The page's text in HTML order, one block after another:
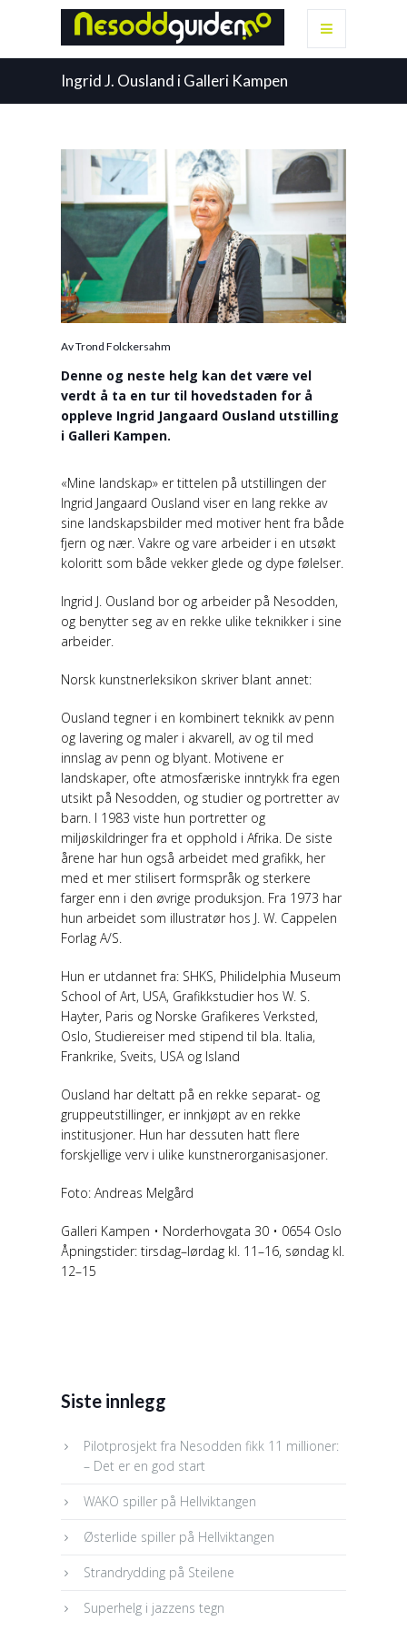
Ingrid J. Ousland i Galleri Kampen
Av Trond Folckersahm
Denne og neste helg kan det være vel
verdt å ta en tur til hovedstaden for å
oppleve Ingrid Jangaard Ousland utstilling
i Galleri Kampen.
«Mine landskap» er tittelen på utstillingen der
Ingrid Jangaard Ousland viser en lang rekke av
sine landskapsbilder med motiver hent fra både
fjern og nær. Vakre og vare arbeider i en utsøkt
koloritt som både vekker glede og dype følelser.
Ingrid J. Ousland bor og arbeider på Nesodden,
og benytter seg av en rekke ulike teknikker i sine
arbeider.
Norsk kunstnerleksikon skriver blant annet:
Ousland tegner i en kombinert teknikk av penn
og lavering og maler i akvarell, av og til med
innslag av penn og blyant. Motivene er
landskaper, ofte atmosfæriske inntrykk fra egen
utsikt på Nesodden, og studier og portretter av
barn. I 1983 viste hun portretter og
miljøskildringer fra et opphold i Afrika. De siste
årene har hun også arbeidet med grafikk, her
med et mer stilisert formspråk og sterkere
farger enn i den øvrige produksjon. Fra 1973 har
hun arbeidet som illustratør hos J. W. Cappelen
Forlag A/S.
Hun er utdannet fra: SHKS, Philidelphia Museum
School of Art, USA, Grafikkstudier hos W. S.
Hayter, Paris og Norske Grafikeres Verksted,
Oslo, Studiereiser med stipend til bla. Italia,
Frankrike, Sveits, USA og Island
Ousland har deltatt på en rekke separat- og
gruppeutstillinger, er innkjøpt av en rekke
institusjoner. Hun har dessuten hatt flere
forskjellige verv i ulike kunstnerorganisasjoner.
Foto: Andreas Melgård
Galleri Kampen • Norderhovgata 30 • 0654 Oslo
Åpningstider: tirsdag–lørdag kl. 11–16, søndag kl.
12–15
Siste innlegg
Pilotprosjekt fra Nesodden fikk 11 millioner:
– Det er en god start
WAKO spiller på Hellviktangen
Østerlide spiller på Hellviktangen
Strandrydding på Steilene
Superhelg i jazzens tegn